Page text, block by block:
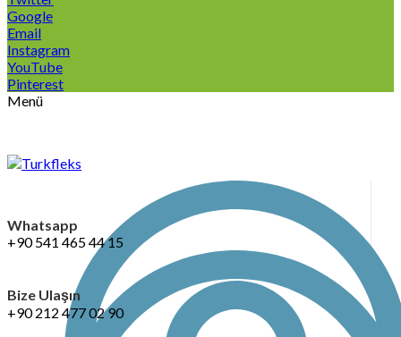
Google
Email
Instagram
YouTube
Pinterest
Menü
Whatsapp
+90 541 465 44 15
Bize Ulaşın
+90 212 477 02 90